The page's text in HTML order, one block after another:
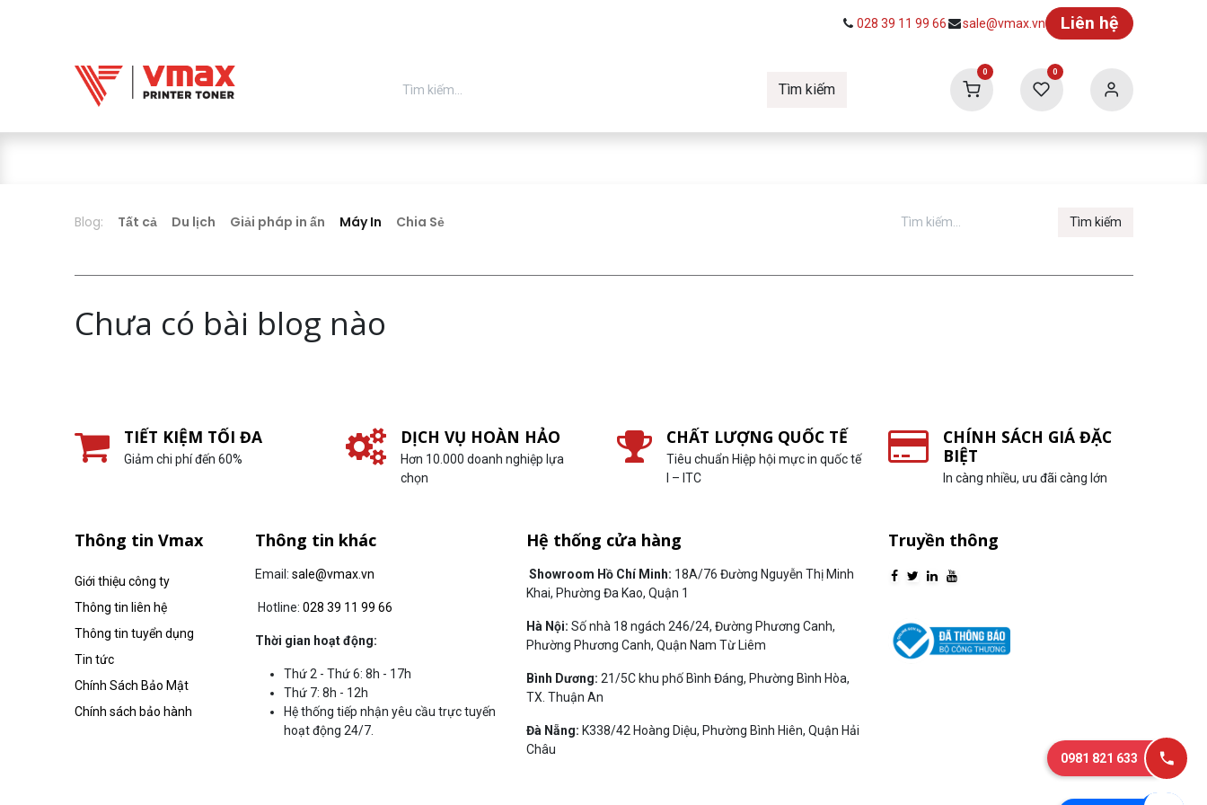
028 39 11 99 66 sale@vmax.vn Liên hệ
Tìm kiếm
0 0
Blog: Tất cả Du lịch Giải pháp in ấn Máy In Chia Sẻ Tìm kiếm
Chưa có bài blog nào
TIẾT KIỆM TỐI ĐA
Giảm chi phí đến 60%
DỊCH VỤ HOÀN HẢO
Hơn 10.000 doanh nghiệp lựa
chọn
CHẤT LƯỢNG QUỐC TẾ
Tiêu chuẩn Hiệp hội mực in quốc tế
I – ITC
CHÍNH SÁCH GIÁ ĐẶC
BIỆT
In càng nhiều, ưu đãi càng lớn
Thông tin Vmax
Giới thiệu công ty
Thông tin liên hệ
Thông tin tuyển dụng
Tin tức
Chính Sách Bảo Mật
Chính sách bảo hành
Thông tin khác
Email: sale@vmax.vn
Hotline: 028 39 11 99 66
Thời gian hoạt động:
Thứ 2 - Thứ 6: 8h - 17h
Thứ 7: 8h - 12h
Hệ thống tiếp nhận yêu cầu trực tuyến
hoạt động 24/7.
Hệ thống cửa hàng
Showroom Hồ Chí Minh: 18A/76 Đường Nguyễn Thị Minh
Khai, Phường Đa Kao, Quận 1
Hà Nội: Số nhà 18 ngách 246/24, Đường Phương Canh,
Phường Phương Canh, Quận Nam Từ Liêm
Bình Dương: 21/5C khu phố Bình Đáng, Phường Bình Hòa,
TX. Thuận An
Đà Nẵng: K338/42 Hoàng Diệu, Phường Bình Hiên, Quận Hải
Châu
Truyền thông
0981 821 633